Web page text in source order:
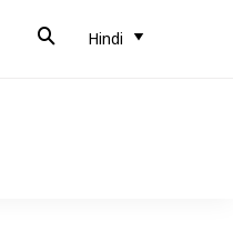
Hindi